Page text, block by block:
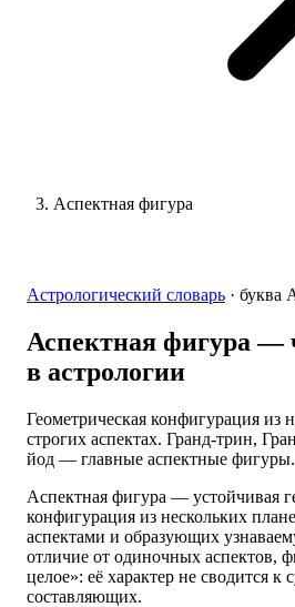
Аспектная фигура
Астрологический словарь · буква
Аспектная фигура —
в астрологии
Геометрическая конфигурация из
строгих аспектах. Гранд-трин,
йод — главные аспектные фигуры.
Аспектная фигура — устойчивая
конфигурация из нескольких
аспектами и образующих
отличие от одиночных аспектов,
целое»: её характер не сводится к
составляющих.